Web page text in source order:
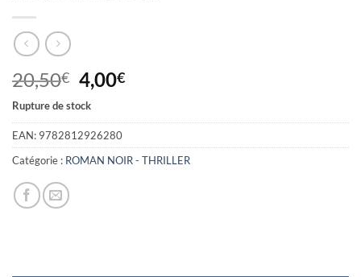
20,50€ Le
prix
initial
était :
20,50€.
4,00€Le
actuel
4,00€.
Rupture de stock
EAN: 9782812926280
Catégorie : ROMAN NOIR - THRILLER